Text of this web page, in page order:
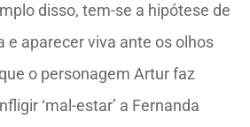
disso, tem-se a hipótese de
e aparecer viva ante os olhos
o personagem Artur faz
‘mal-estar’ a Fernanda